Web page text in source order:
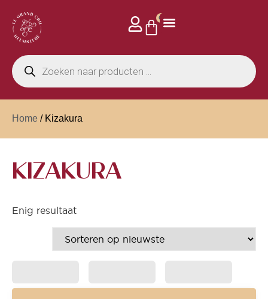
0
Home / Kizakura
KIZAKURA
Enig resultaat